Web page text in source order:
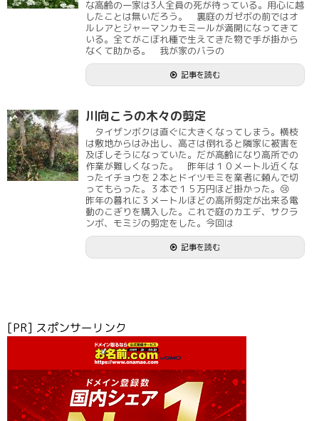
な高齢の一家は3人全員の死が待っている。用心に越
したことは無いだろう。 裏庭のガゼボの前ではオ
ルレアとジャーマンカモミールが満開になってきて
いる。全てがこぼれ種で生えてきた物で手が掛から
なくて助かる。 我が家のバラの
記事を読む
川向こうの木々の剪定
タイザンボクは直ぐに大きくなってしまう。横枝
は敷地からはみ出し、高さは倒れると隣家に被害を
及ぼしそうになっていた。だが高齢になり高所での
作業が難しくなった。 昨年は１０メートル近くな
ったイチョウを２本とドイツモミを業者に頼んで切
ってもらった。３本で１５万円ほど掛かった。😢
昨年の暮れに３メートルほどの高所剪定が出来る電
動のこぎりを購入した。これで庭のカエデ、サクラ
ンボ、モミジの剪定をした。今回は
記事を読む
[PR] スポンサーリンク